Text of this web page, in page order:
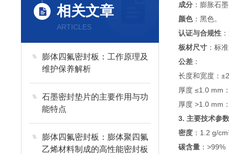
相关文章
ARTICLES
膨体四氟密封板：工作原理及
维护保养解析
石墨密封垫片的主要作用与功
能特点
膨体四氟密封板：膨体聚四氟
乙烯材料制成的高性能密封板
成分 ：膨胀石
颜色：黑色。
认证与合规性
板材尺寸 ：标
公差 ：
长度和宽度：
厚度 ≤1.0 mm
厚度 >1.0 mm
3. 主要技术参
密度 ：1.2 g/
碳含量 ：>99%